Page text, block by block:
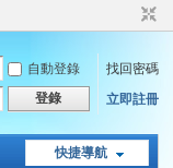
自動登錄
找回密碼
登錄 立即註冊
快捷導航